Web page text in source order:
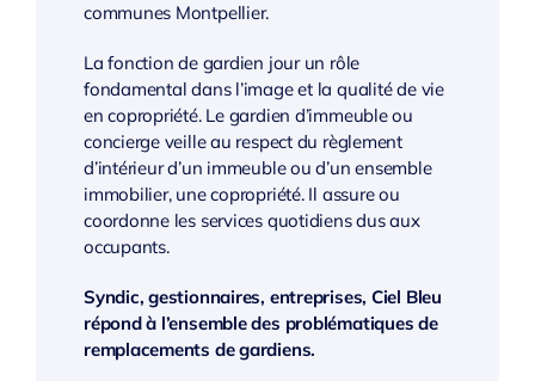
communes Montpellier.
La fonction de gardien jour un rôle
fondamental dans l’image et la qualité de vie
en copropriété. Le gardien d’immeuble ou
concierge veille au respect du règlement
d’intérieur d’un immeuble ou d’un ensemble
immobilier, une copropriété. Il assure ou
coordonne les services quotidiens dus aux
occupants.
Syndic, gestionnaires, entreprises, Ciel Bleu
répond à l’ensemble des problématiques de
remplacements de gardiens.